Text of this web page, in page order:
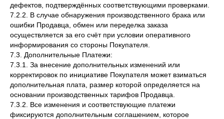
дефектов, подтверждённых соответствующими проверками.
7.2.2. В случае обнаружения производственного брака или
ошибки Продавца, обмен или переделка заказа
осуществляется за его счёт при условии оперативного
информирования со стороны Покупателя.
7.3. Дополнительные Платежи:
7.3.1. За внесение дополнительных изменений или
корректировок по инициативе Покупателя может взиматься
дополнительная плата, размер которой определяется на
основании производственных тарифов Продавца.
7.3.2. Все изменения и соответствующие платежи
фиксируются дополнительным соглашением, которое